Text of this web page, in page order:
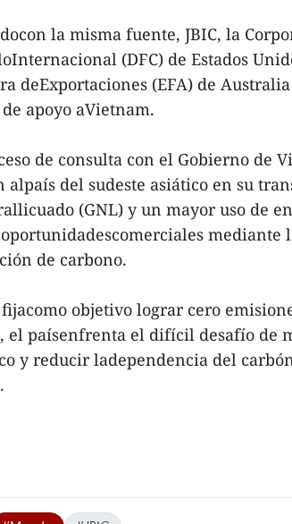
la misma fuente, JBIC, la
(DFC) de Estados
deExportaciones (EFA) de
apoyo aVietnam.
de consulta con el Gobierno de
alpaís del sudeste asiático en su
(GNL) y un mayor uso de
mediante
de carbono.
objetivo lograr cero
el paísenfrenta el difícil desafío de
y reducir ladependencia del